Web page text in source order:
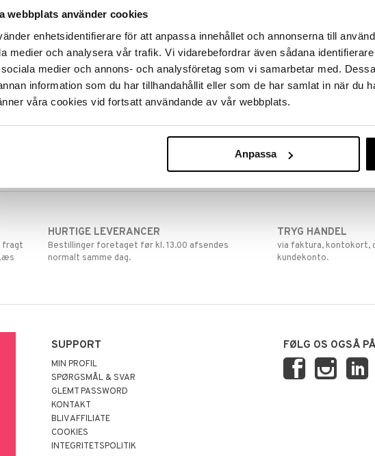
webbplats använder cookies
enhetsidentifierare för att anpassa innehållet och annonserna till
medier och analysera vår trafik. Vi vidarebefordrar även sådana
medier och annons- och analysföretag som vi samarbetar med.
information som du har tillhandahållit eller som de har samlat in när du
våra cookies vid fortsatt användande av vår webbplats.
Anpassa
sig til dem, der ønsker at
i gang med træning eller
for et godt redskab til
kr.
naturgummi.
49
træning og søger
fragt
HURTIGE LEVERANCER
Bestillinger foretaget før kl. 13.00 afsendes
normalt samme dag.
TRYG HANDEL
via faktura, kontokort,
kundekonto.
SUPPORT
MIN PROFIL
SPØRGSMÅL & SVAR
GLEMT PASSWORD
KONTAKT
BLIV AFFILIATE
COOKIES
INTEGRITETSPOLITIK
FØLG OS OGSÅ PÅ